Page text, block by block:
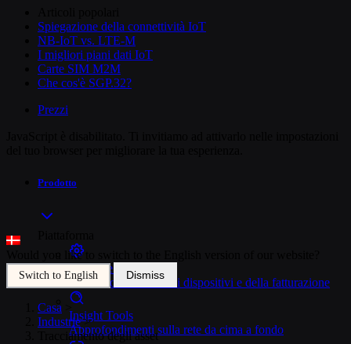
Spiegazione della connettività IoT
NB-IoT vs. LTE-M
I migliori piani dati IoT
Carte SIM M2M
Che cos'è SGP.32?
Prezzi
Prodotto
Gestione delle SIM
Controllo unificato dei dispositivi e della fatturazione
Insight Tools
Approfondimenti sulla rete da cima a fondo
Would you like to switch to the English version of our website?
Switch to English Dismiss
Casa
Industrie >
Tracciamento degli asset